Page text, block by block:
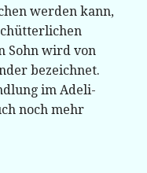
werden kann,
Sohn wird von
bezeichnet.
im Adeli-
noch mehr